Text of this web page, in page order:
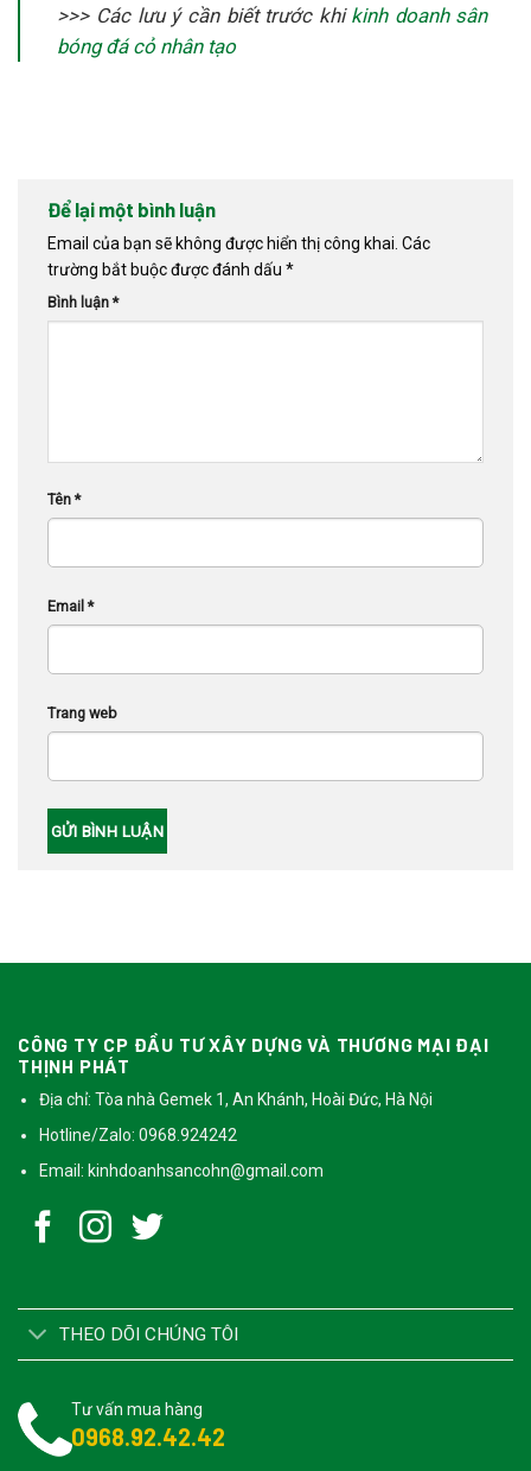
>>> Các lưu ý cần biết trước khi kinh doanh sân
bóng đá cỏ nhân tạo
Để lại một bình luận
Email của bạn sẽ không được hiển thị công khai. Các
trường bắt buộc được đánh dấu *
Bình luận*
Tên*
Email*
Trang web
CÔNG TY CP ĐẦU TƯ XÂY DỰNG VÀ THƯƠNG MẠI ĐẠI
THỊNH PHÁT
Địa chỉ: Tòa nhà Gemek 1, An Khánh, Hoài Đức, Hà Nội
Hotline/Zalo: 0968.924242
Email: kinhdoanhsancohn@gmail.com
THEO DÕI CHÚNG TÔI
Tư vấn mua hàng
0968.92.42.42